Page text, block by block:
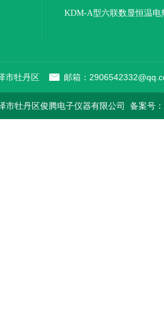
KDM-A型六联数显恒温电
市牡丹区 邮箱：
市牡丹区俊腾电子仪器有限公司 备案号